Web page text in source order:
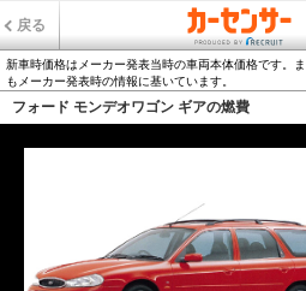
戻る
新車時価格はメーカー発表当時の車両本体価格です。
もメーカー発表時の情報に基いています。
フォード モンデオワゴン ギアの燃費